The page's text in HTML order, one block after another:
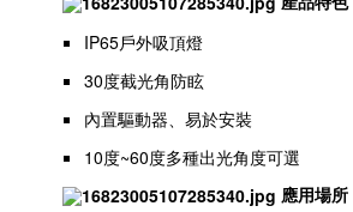
IP65戶外吸頂燈
30度截光角防眩
內置驅動器、易於安裝
10度~60度多種出光角度可選
應用場所